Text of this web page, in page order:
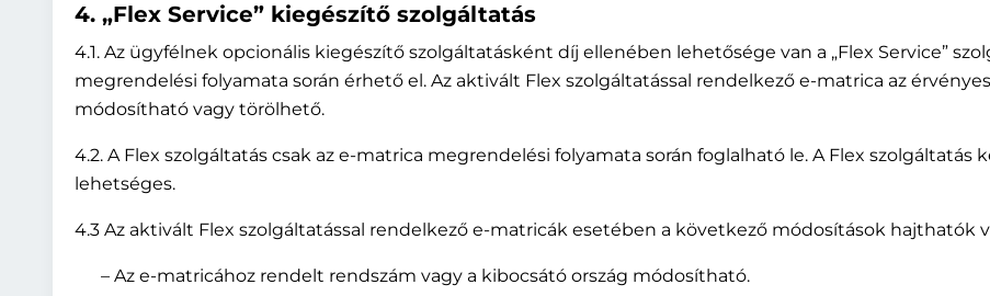
4. „Flex Service” kiegészítő szolgáltatás
4.1. Az ügyfélnek opcionális kiegészítő szolgáltatásként díj ellenében lehetősége van a „Flex Service”
megrendelési folyamata során érhető el. Az aktivált Flex szolgáltatással rendelkező e-matrica az
módosítható vagy törölhető.
4.2. A Flex szolgáltatás csak az e-matrica megrendelési folyamata során foglalható le. A Flex
lehetséges.
4.3 Az aktivált Flex szolgáltatással rendelkező e-matricák esetében a következő módosítások hajthatók
– Az e-matricához rendelt rendszám vagy a kibocsátó ország módosítható.